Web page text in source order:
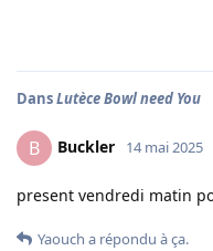
DansLutèce Bowl need You
B Buckler 14 mai 2025
present vendredi matin
Yaouch a répondu à ça.